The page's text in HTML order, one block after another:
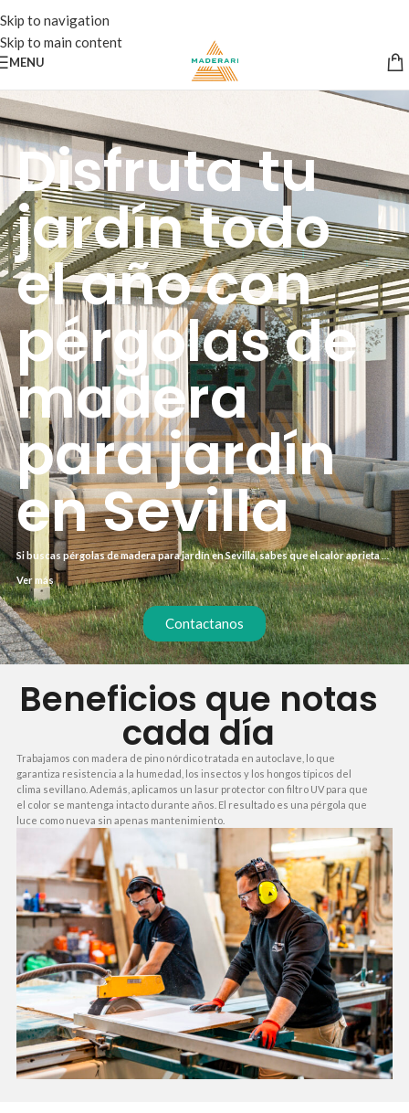
Skip to navigation
Skip to main content
MENU
Disfruta tu
jardín todo
el año con
pérgolas de
madera
para jardín
en Sevilla
Si buscas pérgolas de madera para jardín en Sevilla, sabes que el calor aprieta y
necesitas una solución duradera. Nosotros te ofrecemos estructuras de
madera tratada, diseñadas a medida para tu espacio exterior, con instalación
profesional y sin sorpresas en el presupuesto. Olvídate de esperas y gestiones
complicadas.
Ver más
Contactanos
Beneficios que notas
cada día
Trabajamos con madera de pino nórdico tratada en autoclave, lo que
garantiza resistencia a la humedad, los insectos y los hongos típicos del
clima sevillano. Además, aplicamos un lasur protector con filtro UV para que
el color se mantenga intacto durante años. El resultado es una pérgola que
luce como nueva sin apenas mantenimiento.